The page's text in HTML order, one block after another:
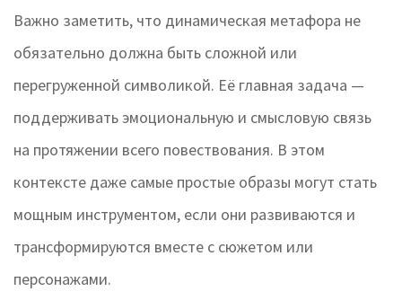
Важно заметить, что динамическая метафора не
обязательно должна быть сложной или
перегруженной символикой. Её главная задача —
поддерживать эмоциональную и смысловую связь
на протяжении всего повествования. В этом
контексте даже самые простые образы могут стать
мощным инструментом, если они развиваются и
трансформируются вместе с сюжетом или
персонажами.